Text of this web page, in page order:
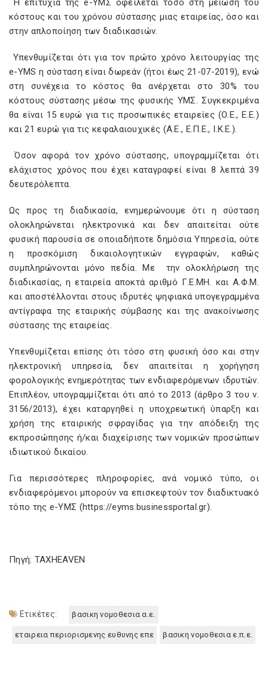
Η επιτυχία της e-ΥΜΣ οφείλεται τόσο στη μείωση του
κόστους και του χρόνου σύστασης μιας εταιρείας, όσο και
στην απλοποίηση των διαδικασιών.
Υπενθυμίζεται ότι για τον πρώτο χρόνο λειτουργίας της
e-YMS η σύσταση είναι δωρεάν (ήτοι έως 21-07-2019), ενώ
στη συνέχεια το κόστος θα ανέρχεται στο 30% του
κόστους σύστασης μέσω της φυσικής ΥΜΣ. Συγκεκριμένα
θα είναι 15 ευρώ για τις προσωπικές εταιρείες (Ο.Ε., Ε.Ε.)
και 21 ευρώ για τις κεφαλαιουχικές (Α.Ε., Ε.Π.Ε., Ι.Κ.Ε.).
Όσον αφορά τον χρόνο σύστασης, υπογραμμίζεται ότι
ελάχιστος χρόνος που έχει καταγραφεί είναι 8 λεπτά 39
δευτερόλεπτα.
Ως προς τη διαδικασία, ενημερώνουμε ότι η σύσταση
ολοκληρώνεται ηλεκτρονικά και δεν απαιτείται ούτε
φυσική παρουσία σε οποιαδήποτε δημόσια Υπηρεσία, ούτε
η προσκόμιση δικαιολογητικών εγγραφών, καθώς
συμπληρώνονται μόνο πεδία. Με την ολοκλήρωση της
διαδικασίας, η εταιρεία αποκτά αριθμό Γ.Ε.ΜΗ. και Α.Φ.Μ.
και αποστέλλονται στους ιδρυτές ψηφιακά υπογεγραμμένα
αντίγραφα της εταιρικής σύμβασης και της ανακοίνωσης
σύστασης της εταιρείας.
Υπενθυμίζεται επίσης ότι τόσο στη φυσική όσο και στην
ηλεκτρονική υπηρεσία, δεν απαιτείται η χορήγηση
φορολογικής ενημερότητας των ενδιαφερόμενων ιδρυτών.
Επιπλέον, υπογραμμίζεται ότι από το 2013 (άρθρο 3 του ν.
3156/2013), έχει καταργηθεί η υποχρεωτική ύπαρξη και
χρήση της εταιρικής σφραγίδας για την απόδειξη της
εκπροσώπησης ή/και διαχείρισης των νομικών προσώπων
ιδιωτικού δικαίου.
Για περισσότερες πληροφορίες, ανά νομικό τύπο, οι
ενδιαφερόμενοι μπορούν να επισκεφτούν τον διαδικτυακό
τόπο της e-ΥΜΣ (https://eyms.businessportal.gr).
Πηγή: TAXHEAVEN
Ετικέτες: βασικη νομοθεσια α.ε.
εταιρεια περιορισμενης ευθυνης επε βασικη νομοθεσια ε.π.ε.